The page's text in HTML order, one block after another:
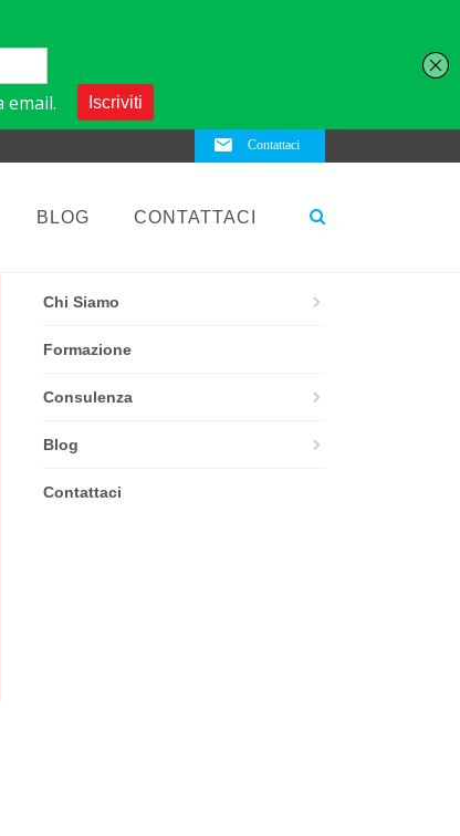
Contattaci
BLOG CONTATTACI
Chi Siamo
Formazione
Consulenza
Blog
Contattaci